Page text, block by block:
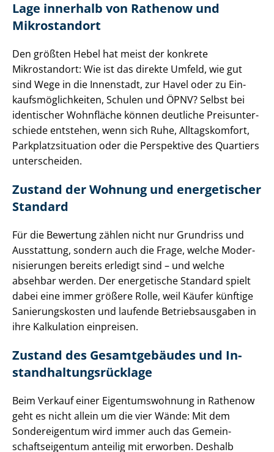
Lage innerhalb von Rathenow und
Mikrostandort
Den größten Hebel hat meist der konkrete
Mikrostandort: Wie ist das direkte Umfeld, wie gut
sind Wege in die Innenstadt, zur Havel oder zu Ein­
kaufs­mög­lich­kei­ten, Schulen und ÖPNV? Selbst bei
identischer Wohnfläche können deutliche Preis­un­ter­
schie­de entstehen, wenn sich Ruhe, Alltagskomfort,
Park­platz­si­tua­ti­on oder die Perspektive des Quartiers
unterscheiden.
Zustand der Wohnung und energetischer
Standard
Für die Bewertung zählen nicht nur Grundriss und
Ausstattung, sondern auch die Frage, welche Mo­der­
ni­sie­run­gen bereits erledigt sind – und welche
absehbar werden. Der energetische Standard spielt
dabei eine immer größere Rolle, weil Käufer künftige
Sa­nie­rungs­kos­ten und laufende Be­triebs­aus­ga­ben in
ihre Kalkulation einpreisen.
Zustand des Gesamtgebäudes und In­
stand­hal­tungs­rück­la­ge
Beim Verkauf einer Ei­gen­tums­woh­nung in Rathenow
geht es nicht allein um die vier Wände: Mit dem
Sondereigentum wird immer auch das Ge­mein­
schafts­ei­gen­tum anteilig mit erworben. Deshalb